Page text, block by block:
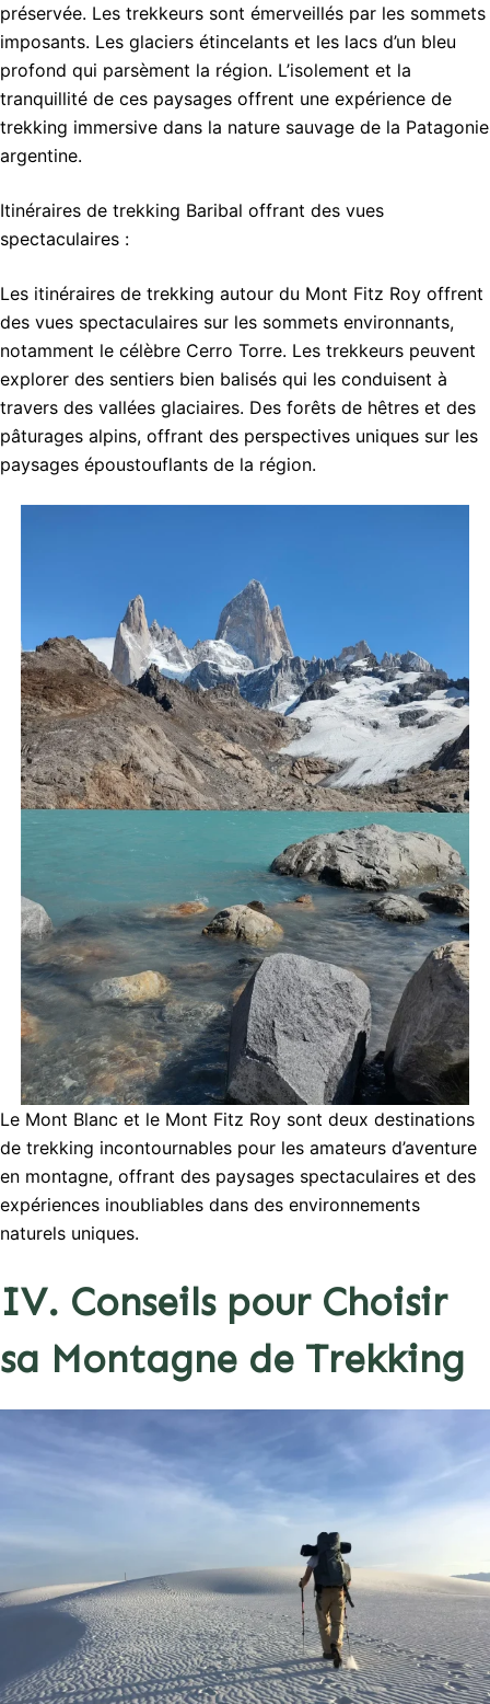
préservée. Les trekkeurs sont émerveillés par les sommets
imposants. Les glaciers étincelants et les lacs d’un bleu
profond qui parsèment la région. L’isolement et la
tranquillité de ces paysages offrent une expérience de
trekking immersive dans la nature sauvage de la Patagonie
argentine.
Itinéraires de trekking Baribal offrant des vues
spectaculaires :
Les itinéraires de trekking autour du Mont Fitz Roy offrent
des vues spectaculaires sur les sommets environnants,
notamment le célèbre Cerro Torre. Les trekkeurs peuvent
explorer des sentiers bien balisés qui les conduisent à
travers des vallées glaciaires. Des forêts de hêtres et des
pâturages alpins, offrant des perspectives uniques sur les
paysages époustouflants de la région.
Le Mont Blanc et le Mont Fitz Roy sont deux destinations
de trekking incontournables pour les amateurs d’aventure
en montagne, offrant des paysages spectaculaires et des
expériences inoubliables dans des environnements
naturels uniques.
IV. Conseils pour Choisir
sa Montagne de Trekking